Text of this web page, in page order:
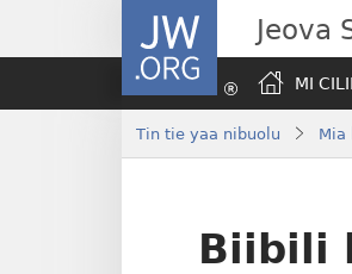
JW.ORG Jeova
MI
Tin tie yaa nibuolu Mia
Biibili